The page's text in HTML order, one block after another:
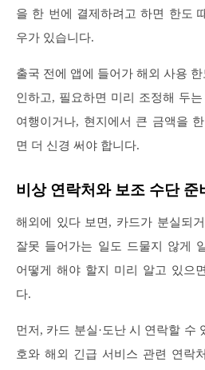
을 한 번에 결제하려고 하면 한도
우가 있습니다.
출국 전에 앱에 들어가 해외 사용
인하고, 필요하면 미리 조정해 두
여행이거나, 현지에서 큰 금액을
면 더 신경 써야 합니다.
비상 연락처와 보조 수단 준
해외에 있다 보면, 카드가 분실되
잘못 들어가는 일도 드물지 않게
어떻게 해야 할지 미리 알고 있으
다.
먼저, 카드 분실·도난 시 연락할 수
호와 해외 긴급 서비스 관련 연락